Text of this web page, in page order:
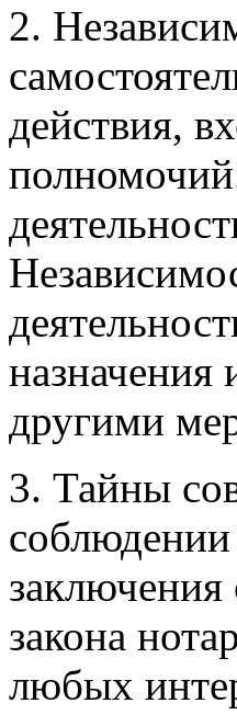
2.
действия,
другими
3. Тайны
соблюдении
заключения
закона
любых